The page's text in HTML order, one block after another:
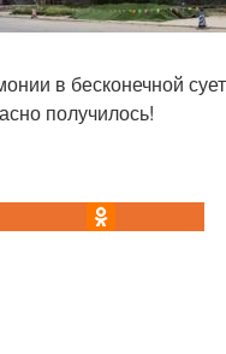
в бесконечной
получилось!